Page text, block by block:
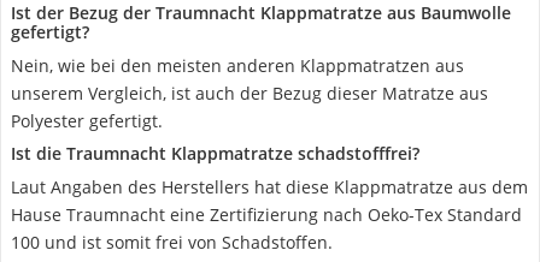
Ist der Bezug der Traumnacht Klappmatratze aus Baumwolle
gefertigt?
Nein, wie bei den meisten anderen Klappmatratzen aus
unserem Vergleich, ist auch der Bezug dieser Matratze aus
Polyester gefertigt.
Ist die Traumnacht Klappmatratze schadstofffrei?
Laut Angaben des Herstellers hat diese Klappmatratze aus dem
Hause Traumnacht eine Zertifizierung nach Oeko-Tex Standard
100 und ist somit frei von Schadstoffen.